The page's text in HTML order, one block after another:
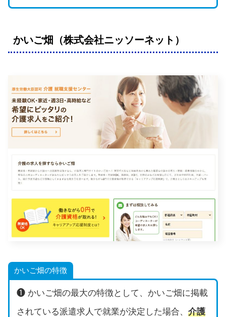
かいご畑（株式会社ニッソーネット）
かいご畑の特徴
❶ かいご畑の最大の特徴として、かいご畑に掲載
されている派遣求人で就業が決定した場合、 介護